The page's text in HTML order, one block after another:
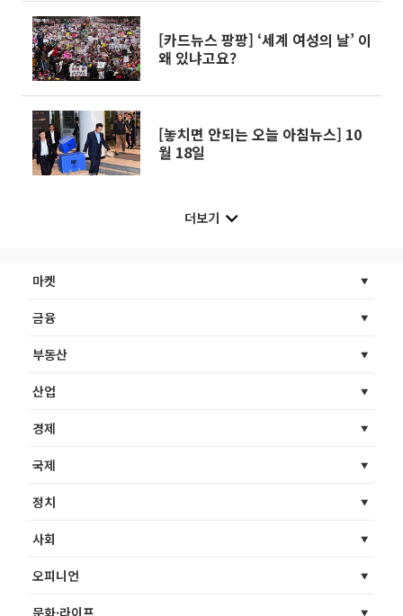
[카드뉴스 팡팡] ‘세계 여성의 날’ 이
왜 있냐고요?
[놓치면 안되는 오늘 아침뉴스] 10
월 18일
더보기
마켓
금융
부동산
산업
경제
국제
정치
사회
오피니언
문화·라이프